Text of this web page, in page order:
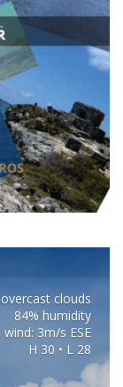
overcast clouds
84% humidity
wind: 3m/s ESE
H 30 • L 28